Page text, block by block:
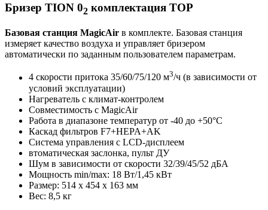
Бризер TION 02 комплектация TOP
Базовая станция MagicAir в комплекте. Базовая станция
измеряет качество воздуха и управляет бризером
автоматически по заданным пользователем параметрам.
4 скорости притока 35/60/75/120 м3/ч (в зависимости от
условий эксплуатации)
Нагреватель с климат-контролем
Совместимость с MagicAir
Работа в диапазоне температур от -40 до +50°С
Каскад фильтров F7+HEPA+AK
Система управления с LCD-дисплеем
втоматическая заслонка, пульт ДУ
Шум в зависимости от скорости 32/39/45/52 дБА
Мощность min/max: 18 Вт/1,45 кВт
Размер: 514 х 454 х 163 мм
Вес: 8,5 кг